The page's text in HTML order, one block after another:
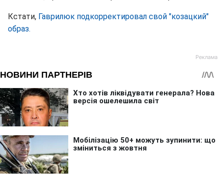
Кстати, Гаврилюк подкорректировал свой "козацкий"
образ.